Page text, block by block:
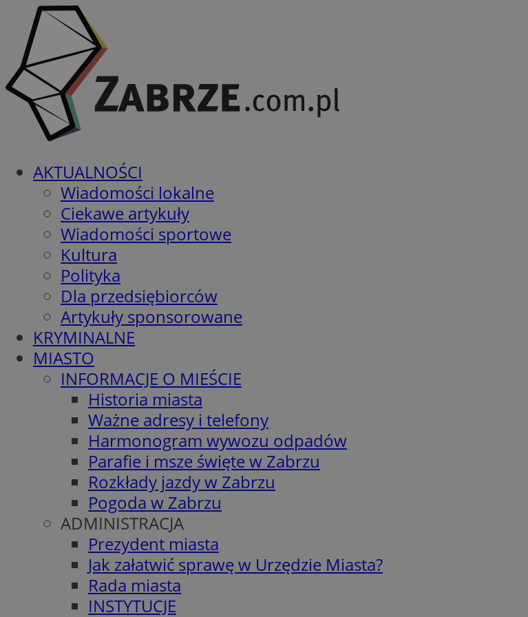
AKTUALNOŚCI
Wiadomości lokalne
Ciekawe artykuły
Wiadomości sportowe
Kultura
Polityka
Dla przedsiębiorców
Artykuły sponsorowane
KRYMINALNE
MIASTO
INFORMACJE O MIEŚCIE
Historia miasta
Ważne adresy i telefony
Harmonogram wywozu odpadów
Parafie i msze święte w Zabrzu
Rozkłady jazdy w Zabrzu
Pogoda w Zabrzu
ADMINISTRACJA
Prezydent miasta
Jak załatwić sprawę w Urzędzie Miasta?
Rada miasta
INSTYTUCJE